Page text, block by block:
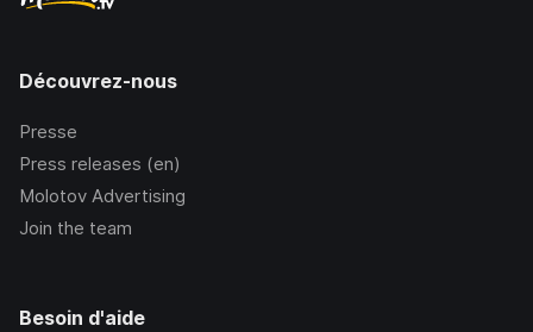
Découvrez-nous
Presse
Press releases (en)
Molotov Advertising
Join the team
Besoin d'aide